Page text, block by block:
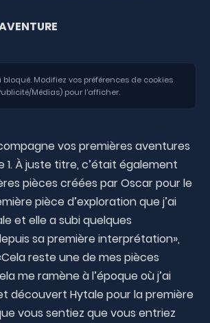
Modifiez vos préférences de cookies
Médias) pour l'afficher.
vos premières aventures
1. À juste titre, c’était également
pièces créées par Oscar pour le
pièce d’exploration que j’ai
et elle a subi quelques
sa première interprétation»,
reste une de mes pièces
me ramène à l’époque où j’ai
découvert Hytale pour la première
vous sentiez que vous entriez